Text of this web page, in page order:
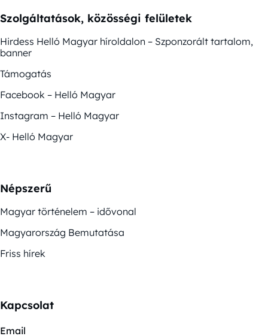
Szolgáltatások, közösségi felületek
Hirdess Helló Magyar híroldalon – Szponzorált tartalom,
banner
Támogatás
Facebook – Helló Magyar
Instagram – Helló Magyar
X- Helló Magyar
Népszerű
Magyar történelem – idővonal
Magyarország Bemutatása
Friss hírek
Kapcsolat
Email